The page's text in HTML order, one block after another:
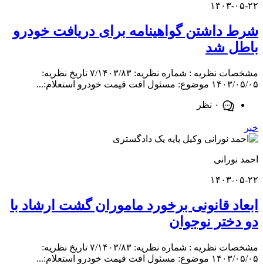
۲۲
گواهینامه برای دریافت خودرو
شد
مشخصات نظریه : شماره نظریه: ۷/۱۴۰۳/۸۳ تاریخ نظریه:
قیمت خودرو استعلام:...
۰ نظر
۲۲
قانونی برخورد ماموران گشت ارشاد با
نوجوان
مشخصات نظریه : شماره نظریه: ۷/۱۴۰۳/۸۳ تاریخ نظریه:
قیمت خودرو استعلام:...